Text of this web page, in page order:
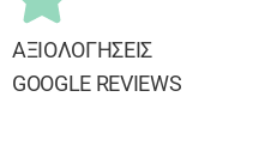
ΑΞΙΟΛΟΓΗΣΕΙΣ
GOOGLE REVIEWS